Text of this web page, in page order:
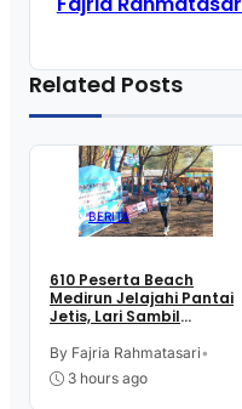
Related Posts
BERITA
610 Peserta Beach
Medirun Jelajahi Pantai
Jetis, Lari Sambil
Alam
By Fajria Rahmatasari•
3 hours ago